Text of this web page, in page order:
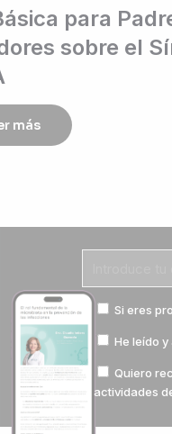
para
sobre el
más
Si eres
He leído
Quiero
actividades